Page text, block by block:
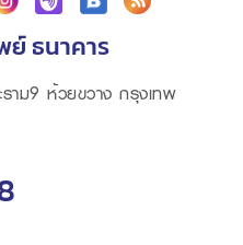
ธนาคาร
าม9 ห้วยขวาง กรุงเทพ